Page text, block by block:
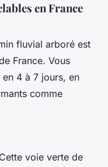
en France
fluvial arboré est
France. Vous
4 à 7 jours, en
comme
voie verte de